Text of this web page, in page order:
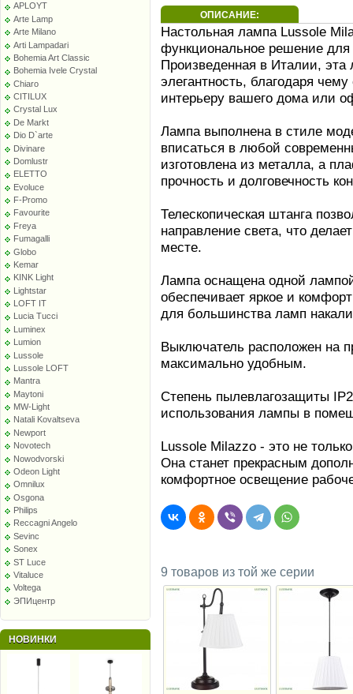
APLOYT
Arte Lamp
Arte Milano
Arti Lampadari
Bohemia Art Classic
Bohemia Ivele Crystal
Chiaro
CITILUX
Crystal Lux
De Markt
Dio D`arte
Divinare
Domlustr
ELETTO
Evoluce
F-Promo
Favourite
Freya
Fumagalli
Globo
Kemar
KINK Light
Lightstar
LOFT IT
Lucia Tucci
Luminex
Lumion
Lussole
Lussole LOFT
Mantra
Maytoni
MW-Light
Natali Kovaltseva
Newport
Novotech
Nowodvorski
Odeon Light
Omnilux
Osgona
Philips
Reccagni Angelo
Sevinc
Sonex
ST Luce
Vitaluce
Voltega
ЭПИцентр
НОВИНКИ
ОПИСАНИЕ:
Настольная лампа Lussole
функциональное решение
Произведенная в Италии, эта
элегантность, благодаря
интерьеру вашего дома или
Лампа выполнена в стиле
вписаться в любой
изготовлена из металла, а
прочность и долговечность
Телескопическая штанга
направление света, что
месте.
Лампа оснащена одной
обеспечивает яркое и
для большинства ламп
Выключатель расположен на
максимально удобным.
Степень пылевлагозащиты
использования лампы в
Lussole Milazzo - это не
Она станет прекрасным
комфортное освещение
9 товаров из той же серии